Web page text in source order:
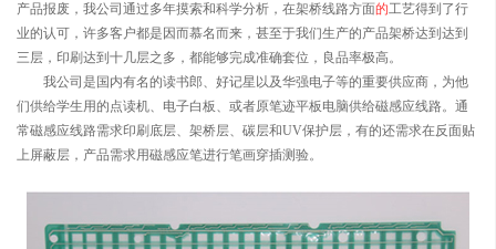
产品报废，我公司通过多年摸索和科学分析，在架桥线路方面的工艺得到了行
业的认可，许多客户都是因而慕名而来，甚至于我们生产的产品架桥达到达到
三层，印刷达到十几层之多，都能够完成准确套位，良品率极高。
我公司是国内有名的读书郎、好记星以及华强电子等的重要供应商，为他
们供给学生用的点读机、电子白板、或者原笔迹平板电脑供给磁感应线路。通
常磁感应线路需求印刷底层、架桥层、碳层和UV保护层，有的还需求在反面贴
上屏蔽层，产品需求用磁感应笔进行笔画穿插测验。